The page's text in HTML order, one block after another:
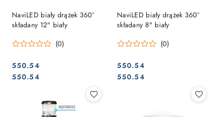
NaviLED biały drążek 360°
składany 12" biały
(0)
Cena:
550.54
Cena:
550.54
NaviLED biały drążek 360°
składany 8" biały
(0)
Cena:
550.54
Cena:
550.54